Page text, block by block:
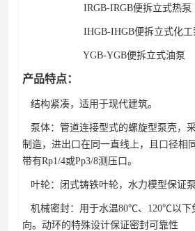
IRGB-IRGB便拆立式热泵
IHGB-IHGB便拆立式化工
YGB-YGB便拆立式油泵
产品特点：
结构紧凑，适用于现代建筑。
泵体：管道连接型式的螺旋型泵壳，
制造，进出口在同一直线上，且口径相
带有Rp1/4或Pp3/8测压口。
叶轮：闭式铸铁叶轮，水力模型保证泵
机械密封：用于水温80℃、120℃以下
向。动环的特殊设计保证密封可靠性